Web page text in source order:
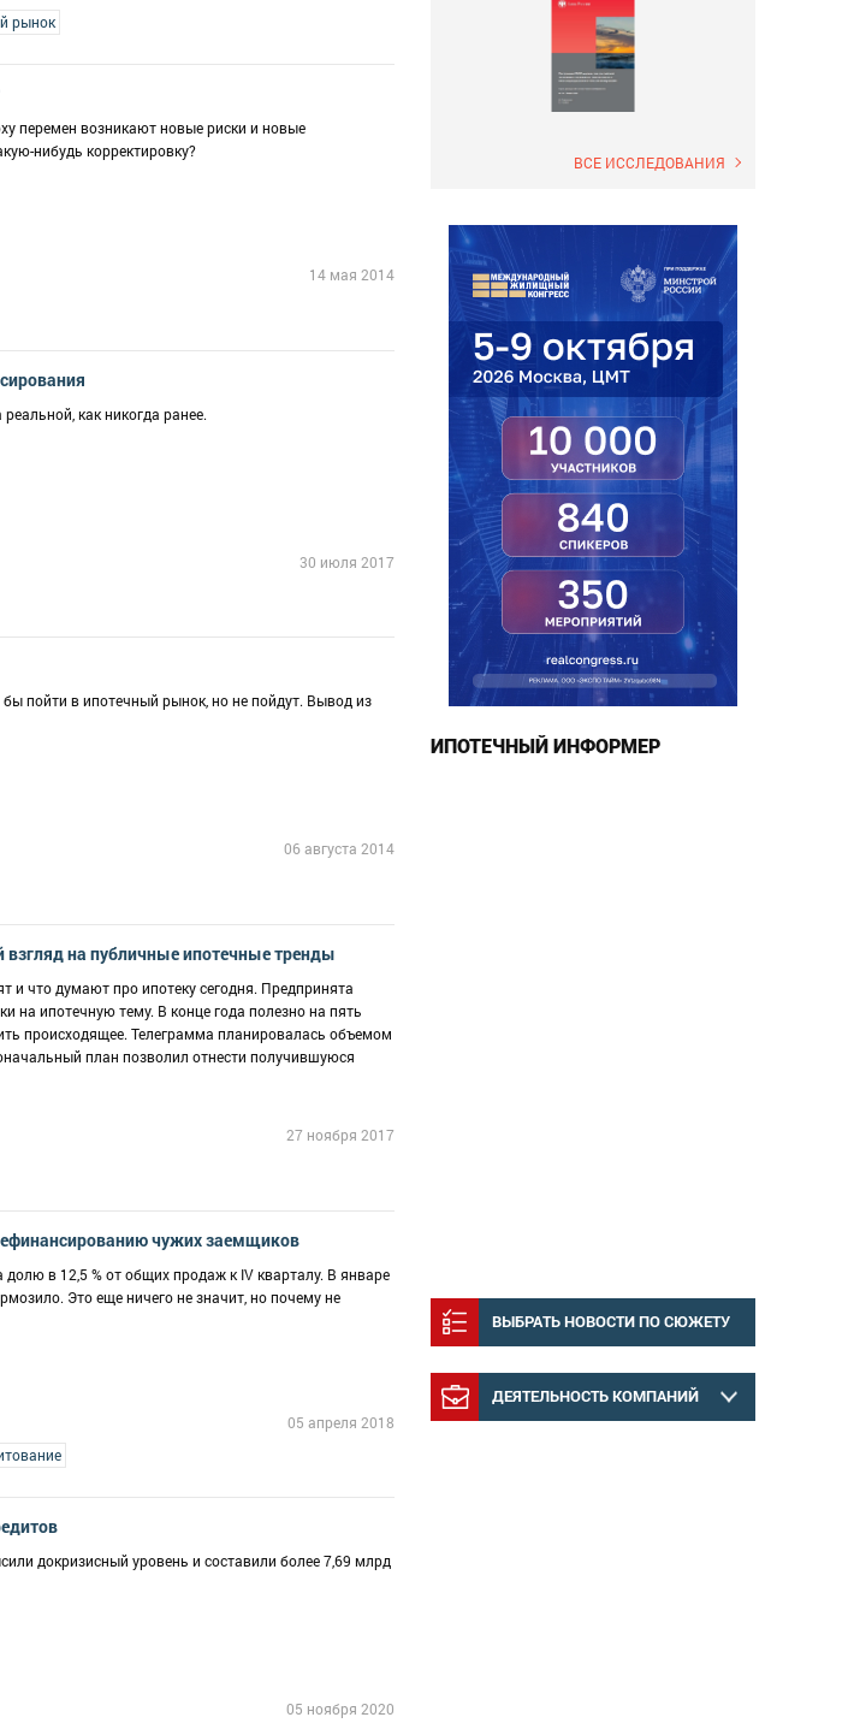
рынок
перемен возникают новые риски и новые
нибудь корректировку?
14 мая 2014
как никогда ранее.
30 июля 2017
пойти в ипотечный рынок, но не пойдут. Вывод из
06 августа 2014
на публичные ипотечные тренды
и что думают про ипотеку сегодня. Предпринята
на ипотечную тему. В конце года полезно на пять
происходящее. Телеграмма планировалась объемом
план позволил отнести получившуюся
27 ноября 2017
чужих заемщиков
в 12,5 % от общих продаж к IV кварталу. В январе
Это еще ничего не значит, но почему не
05 апреля 2018
докризисный уровень и составили более 7,69 млрд
05 ноября 2020
ВСЕ ИССЛЕДОВАНИЯ
ИПОТЕЧНЫЙ ИНФОРМЕР
ВЫБРАТЬ НОВОСТИ ПО СЮЖЕТУ
ДЕЯТЕЛЬНОСТЬ КОМПАНИЙ